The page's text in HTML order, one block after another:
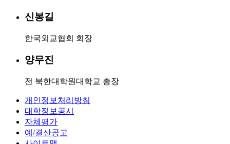
신봉길
한국외교협회 회장
양무진
전 북한대학원대학교 총장
개인정보처리방침
대학정보공시
자체평가
예/결산공고